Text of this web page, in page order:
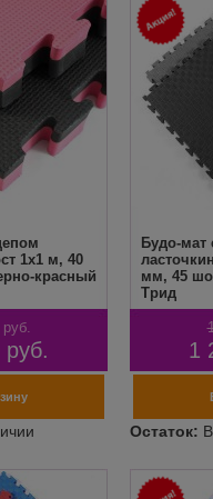
1х1 м, 40
красный
руб.
руб.
Будо-мат
мм, 45
Трид
1